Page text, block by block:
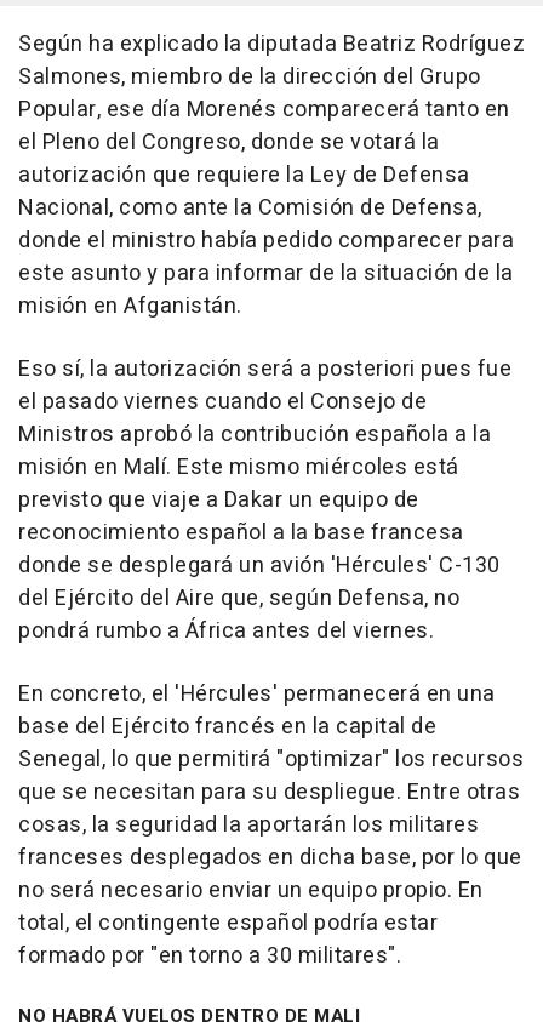
Según ha explicado la diputada Beatriz Rodríguez
Salmones, miembro de la dirección del Grupo
Popular, ese día Morenés comparecerá tanto en
el Pleno del Congreso, donde se votará la
autorización que requiere la Ley de Defensa
Nacional, como ante la Comisión de Defensa,
donde el ministro había pedido comparecer para
este asunto y para informar de la situación de la
misión en Afganistán.
Eso sí, la autorización será a posteriori pues fue
el pasado viernes cuando el Consejo de
Ministros aprobó la contribución española a la
misión en Malí. Este mismo miércoles está
previsto que viaje a Dakar un equipo de
reconocimiento español a la base francesa
donde se desplegará un avión 'Hércules' C-130
del Ejército del Aire que, según Defensa, no
pondrá rumbo a África antes del viernes.
En concreto, el 'Hércules' permanecerá en una
base del Ejército francés en la capital de
Senegal, lo que permitirá "optimizar" los recursos
que se necesitan para su despliegue. Entre otras
cosas, la seguridad la aportarán los militares
franceses desplegados en dicha base, por lo que
no será necesario enviar un equipo propio. En
total, el contingente español podría estar
formado por "en torno a 30 militares".
NO HABRÁ VUELOS DENTRO DE MALI